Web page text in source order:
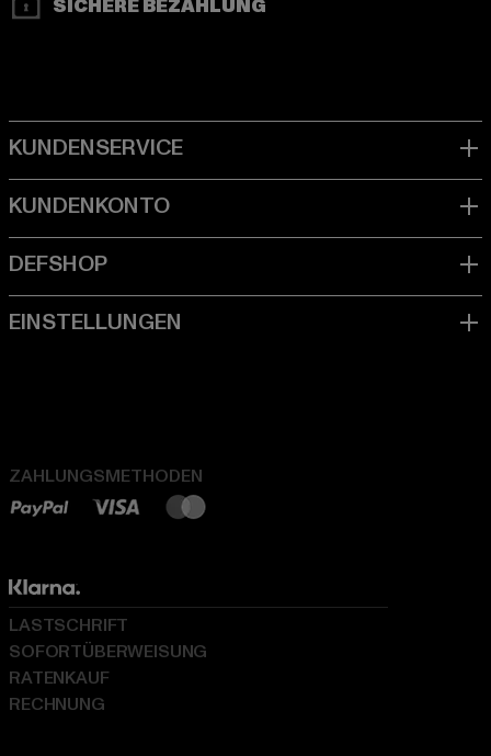
SICHERE BEZAHLUNG
ZAHLUNGSMETHODEN
LASTSCHRIFT
SOFORTÜBERWEISUNG
RATENKAUF
RECHNUNG